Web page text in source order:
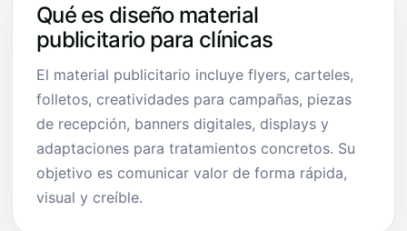
Qué es diseño material
publicitario para clínicas
El material publicitario incluye flyers, carteles,
folletos, creatividades para campañas, piezas
de recepción, banners digitales, displays y
adaptaciones para tratamientos concretos. Su
objetivo es comunicar valor de forma rápida,
visual y creíble.